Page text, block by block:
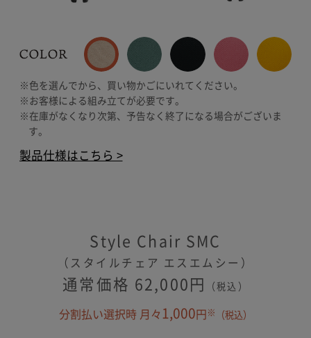
Style Chair SMC
（スタイルチェア エスエムシー）
通常価格 62,000 円 （税込）
分割払い選択時 月々 1,000円 ※ （税込）
※色を選んでから、買い物かごにいれてください。
※お客様による組み立てが必要です。
※在庫がなくなり次第、予告なく終了になる場合がございま
す。
製品仕様はこちら >